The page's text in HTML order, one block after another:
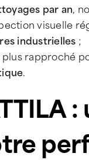
par an,
visuelle
industrielles ;
plus rapproché
.